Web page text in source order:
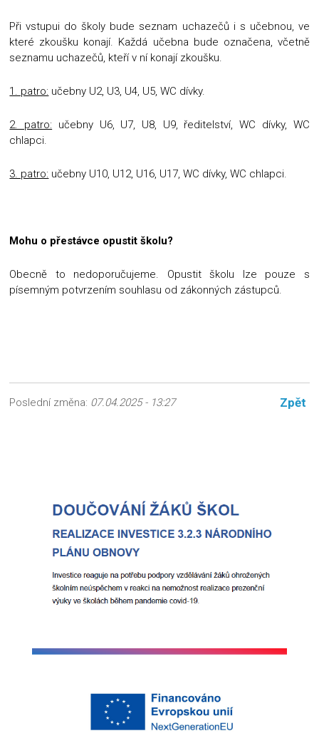
Při vstupui do školy bude seznam uchazečů i s učebnou, ve
které zkoušku konají. Každá učebna bude označena, včetně
seznamu uchazečů, kteří v ní konají zkoušku.
1. patro: učebny U2, U3, U4, U5, WC dívky.
2. patro: učebny U6, U7, U8, U9, ředitelství, WC dívky, WC
chlapci.
3. patro: učebny U10, U12, U16, U17, WC dívky, WC chlapci.
Mohu o přestávce opustit školu?
Obecně to nedoporučujeme. Opustit školu lze pouze s
písemným potvrzením souhlasu od zákonných zástupců.
Poslední změna: 07.04.2025 - 13:27 Zpět